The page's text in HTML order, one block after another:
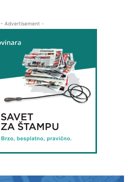
- Advertisement -